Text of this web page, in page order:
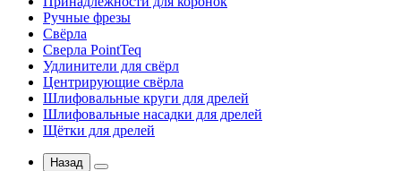
Ручные фрезы
Свёрла
Сверла PointTeq
Удлинители для свёрл
Центрирующие свёрла
Шлифовальные круги для дрелей
Шлифовальные насадки для дрелей
Щётки для дрелей
Назад